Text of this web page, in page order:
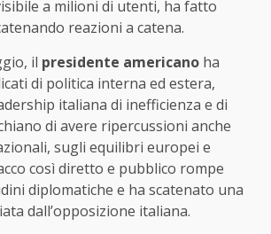
a milioni di utenti, ha fatto
reazioni a catena.
il presidente americano ha
di politica interna ed estera,
italiana di inefficienza e di
di avere ripercussioni anche
sugli equilibri europei e
così diretto e pubblico rompe
diplomatiche e ha scatenato una
dall’opposizione italiana.